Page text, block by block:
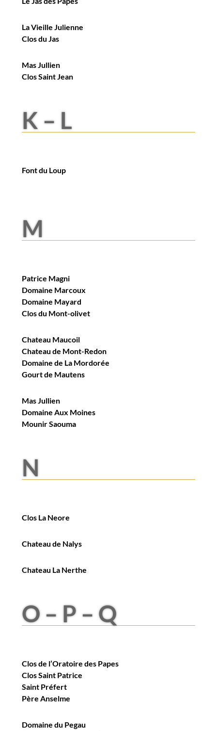
La Vieille Julienne
Clos du Jas
Mas Jullien
Clos Saint Jean
K – L
Font du Loup
M
Patrice Magni
Domaine Marcoux
Domaine Mayard
Clos du Mont-olivet
Chateau Maucoil
Chateau de Mont-Redon
Domaine de La Mordorée
Gourt de Mautens
Mas Jullien
Domaine Aux Moines
Mounir Saouma
N
Clos La Neore
Chateau de Nalys
Chateau La Nerthe
O – P – Q
Clos de l’Oratoire des Papes
Clos Saint Patrice
Saint Préfert
Père Anselme
Domaine du Pegau